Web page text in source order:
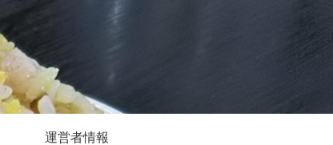
運営者情報